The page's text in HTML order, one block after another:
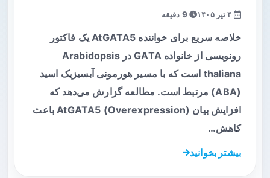
9 دقیقه
خلاصه سریع برای خواننده AtGATA5 یک فاکتور
رونویسی از خانواده GATA در Arabidopsis
thaliana است که با مسیر هورمونی آبسیزیک اسید
(ABA) مرتبط است. مطالعه گزارش می‌دهد که
افزایش بیان AtGATA5 (Overexpression) باعث
کاهش…
بیشتر بخوانید